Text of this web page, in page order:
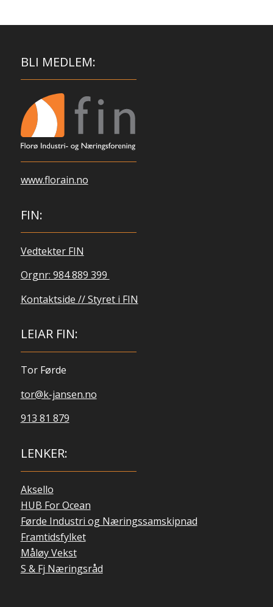
BLI MEDLEM:
www.florain.no
FIN:
Vedtekter FIN
Orgnr: 984 889 399
Kontaktside // Styret i FIN
LEIAR FIN:
Tor Førde
tor@k-jansen.no
913 81 879
LENKER:
Aksello
HUB For Ocean
Førde Industri og Næringssamskipnad
Framtidsfylket
Måløy Vekst
S & Fj Næringsråd